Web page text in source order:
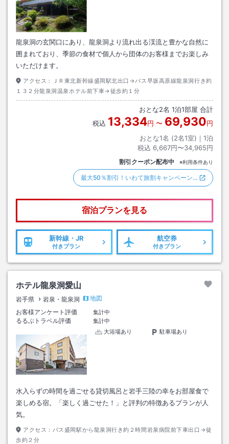
龍泉洞の玄関口にあり、龍泉洞より流れ出る渓流と豊かな自然に
囲まれており、季節の食材で個人から団体のお客様までお楽しみ
いただけます。
アクセス：
ＪＲ東北新幹線盛岡駅北出口→バス早坂高原線龍泉洞行き約
１３２分龍泉洞温泉ホテル前下車→徒歩約１分
おとな2名 1泊1部屋 合計
税込 13,334円 〜 69,930円
おとな1名 (2名1室)｜ 1泊
税込 6,667円〜34,965円
割引クーポン配布中 ※利用条件あり
最大50％割引！いわて旅割キャンペーン…
宿泊プランを見る
新幹線・JR
付きプラン
航空券
付きプラン
ホテル龍泉洞愛山
岩手県 岩泉・龍泉洞
地図
お客様アンケート評価
集計中
るるぶトラベル評価
集計中
大浴場あり
駐車場あり
水入らずの時間を過ごせる貸切風呂と岩手三陸の幸をお部屋食で
楽しめる宿。「楽しく過ごせた！」と評判の特徴あるプランが人
気。
アクセス： バス盛岡駅から龍泉洞行き約２時間岩泉病院前下車出口→徒
歩約２分